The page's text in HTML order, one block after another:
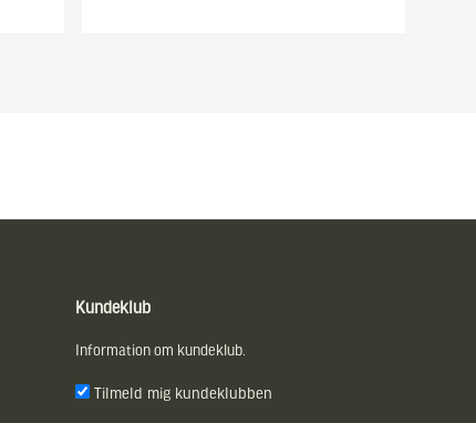
Kundeklub
Information om kundeklub.
Tilmeld mig kundeklubben